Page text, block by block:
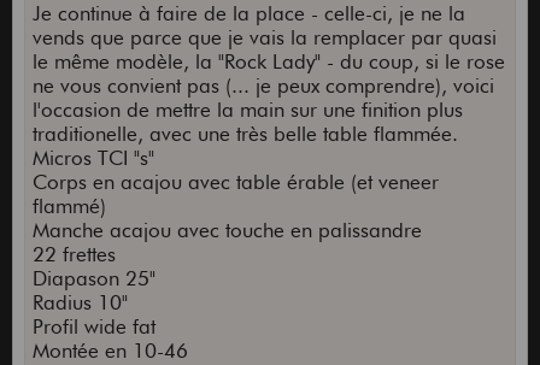
Je continue à faire de la place - celle-ci, je ne la
vends que parce que je vais la remplacer par quasi
le même modèle, la "Rock Lady" - du coup, si le rose
ne vous convient pas (... je peux comprendre), voici
l'occasion de mettre la main sur une finition plus
traditionelle, avec une très belle table flammée.
Micros TCI "s"
Corps en acajou avec table érable (et veneer
flammé)
Manche acajou avec touche en palissandre
22 frettes
Diapason 25"
Radius 10"
Profil wide fat
Montée en 10-46